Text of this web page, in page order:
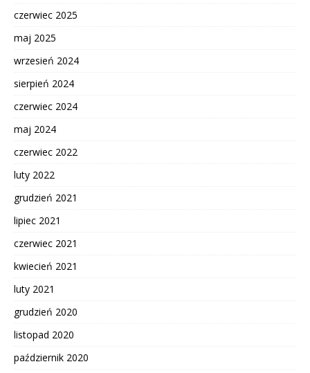
czerwiec 2025
maj 2025
wrzesień 2024
sierpień 2024
czerwiec 2024
maj 2024
czerwiec 2022
luty 2022
grudzień 2021
lipiec 2021
czerwiec 2021
kwiecień 2021
luty 2021
grudzień 2020
listopad 2020
październik 2020